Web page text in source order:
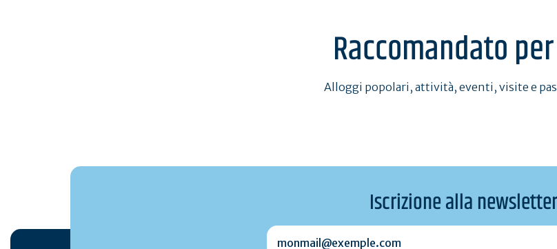
Raccomandato
Alloggi popolari, attività, eventi, visite e
Iscrizione alla newsletter
monmail@exemple.com